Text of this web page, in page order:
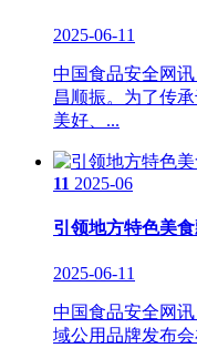
2025-06-11
中国食品安全网
昌顺振。为了传
美好、...
11 2025-06
引领地方特色美
2025-06-11
中国食品安全网
域公用品牌发布